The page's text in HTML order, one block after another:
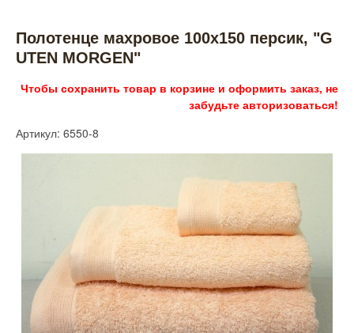
Полотенце махровое 100х150 персик, "G
UTEN MORGEN"
Чтобы сохранить товар в корзине и оформить заказ, не
забудьте авторизоваться!
Артикул: 6550-8